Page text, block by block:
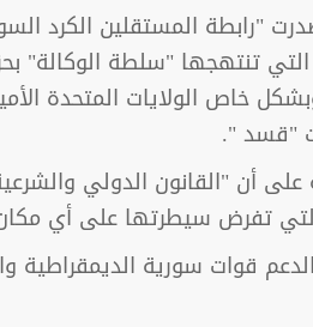
"رابطة المستقلين الكرد
تنتهجها "سلطة الوكالة"
خاص الولايات المتحدة
"قسد ".
على أن "القانون الدولي
تفرض سيطرتها على أي
قوات سورية